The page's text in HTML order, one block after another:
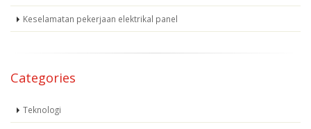
Keselamatan pekerjaan elektrikal panel
Categories
Teknologi